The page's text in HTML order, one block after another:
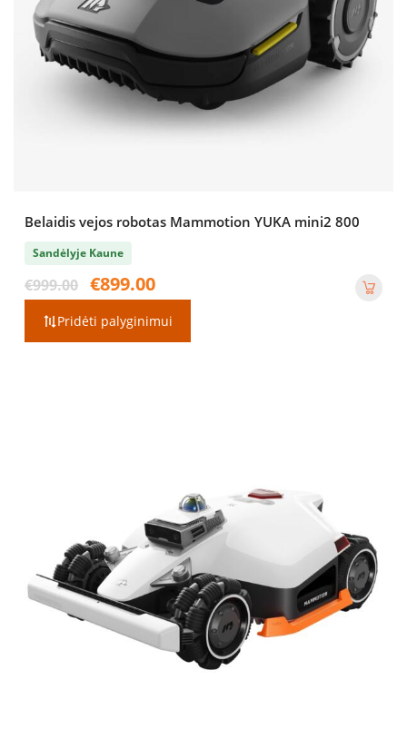
Belaidis vejos robotas Mammotion YUKA mini2 800
Sandėlyje Kaune
€999.00
Original
price
was:
€999.00.
€899.00
€899.00.
Pridėti palyginimui